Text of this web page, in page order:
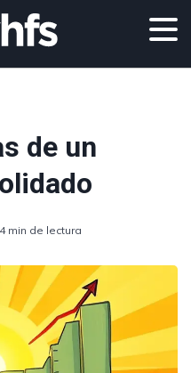
de un
4 min de lectura